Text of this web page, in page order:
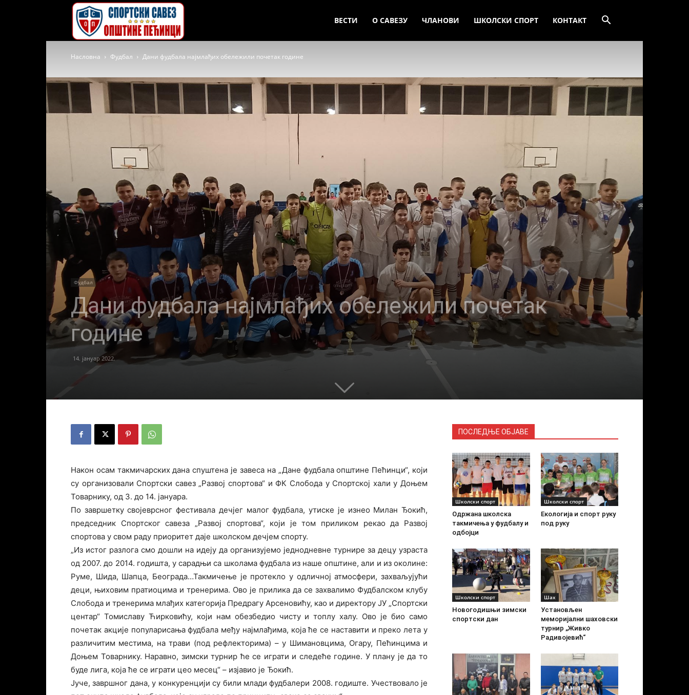
савез
општине
ВЕСТИ О САВЕЗУ ЧЛАНОВИ ШКОЛСКИ СПОРТ КОНТАКТ
Насловна Фудбал Дани фудбала најмлађих обележили почетак године
Фудбал
Дани фудбала најмлађих обележили почетак
године
14. јануар 2022.
Након осам такмичарских дана спуштена је завеса на „Дане фудбала општине Пећинци“, који
су организовали Спортски савез „Развој спортова“ и ФК Слобода у Спортској хали у Доњем
Товарнику, од 3. до 14. јануара.
По завршетку својеврсног фестивала дечјег малог фудбала, утиске је изнео Милан Ђокић,
председник Спортског савеза „Развој спортова“, који је том приликом рекао да Развој
спортова у свом раду приоритет даје школском дечјем спорту.
„Из истог разлога смо дошли на идеју да организујемо једнодневне турнире за децу узраста
од 2007. до 2014. годишта, у сарадњи са школама фудбала из наше општине, али и из околине:
Руме, Шида, Шапца, Београда…Такмичење је протекло у одличној атмосфери, захваљујући
деци, њиховим пратиоцима и тренерима. Ово је прилика да се захвалимо Фудбалском клубу
Слобода и тренерима млађих категорија Предрагу Арсеновићу, као и директору ЈУ „Спортски
центар“ Томиславу Ћирковићу, који нам обезбедио чисту и топлу халу. Ово је био само
почетак акције популарисања фудбала међу најмлађима, која ће се наставити и преко лета у
различитим местима, на трави (под рефлекторима) – у Шимановцима, Огару, Пећинцима и
Доњем Товарнику. Наравно, зимски турнир ће се играти и следеће године. У плану је да то
буде лига, која ће се играти цео месец“ – изјавио је Ђокић.
Јуче, завршног дана, у конкуренцији су били млади фудбалери 2008. годиште. Учествовало је
ПОСЛЕДЊЕ ОБЈАВЕ
Школски спорт
Одржана школска
такмичења у фудбалу и
одбојци
Школски спорт
Екологија и спорт руку
под руку
Школски спорт
Новогодишњи зимски
спортски дан
Шах
Установљен
меморијални шаховски
турнир „Живко
Радивојевић“